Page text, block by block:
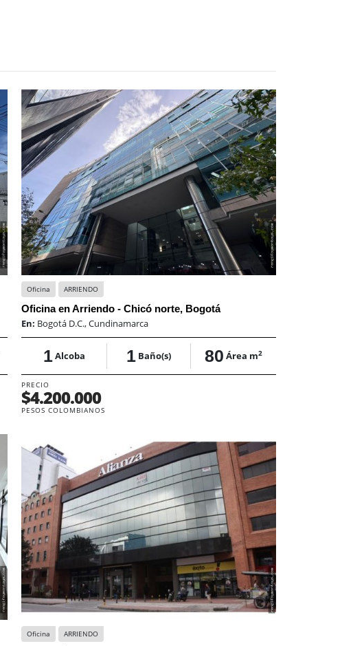
Oficina ARRIENDO
Oficina en Arriendo - Chicó norte, Bogotá
En: Bogotá D.C., Cundinamarca
1Alcoba 1 Baño(s) 80 Área m2
PRECIO
$4.200.000
PESOS COLOMBIANOS
Oficina ARRIENDO